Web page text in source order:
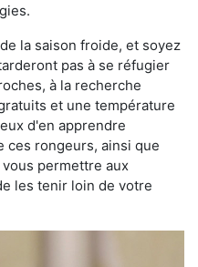
la saison froide, et soyez
pas à se réfugier
à la recherche
et une température
d'en apprendre
ces rongeurs, ainsi que
permettre aux
les tenir loin de votre